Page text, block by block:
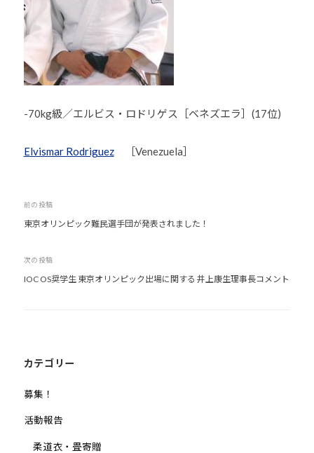
-70kg級／エルビス・ロドリゲス［ベネズエラ］(17位)
Elvismar Rodriguez［Venezuela］
投
稿
ビ
ゲ
ン
前の投稿
東京オリンピック難民選手団が発表されました！
次の投稿
IOC OS奨学生 東京オリンピック出場に関する 井上康生理事長コメント
カテゴリー
募集！
活動報告
柔道衣・畳寄贈